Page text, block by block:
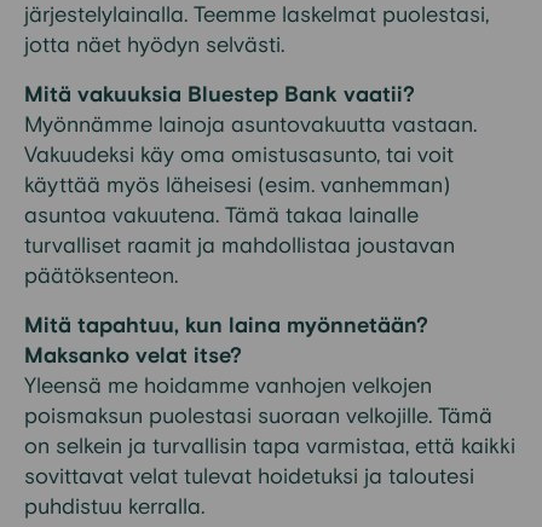
järjestelylainalla. Teemme laskelmat puolestasi,
jotta näet hyödyn selvästi.
Mitä vakuuksia Bluestep Bank vaatii?
Myönnämme lainoja asuntovakuutta vastaan.
Vakuudeksi käy oma omistusasunto, tai voit
käyttää myös läheisesi (esim. vanhemman)
asuntoa vakuutena. Tämä takaa lainalle
turvalliset raamit ja mahdollistaa joustavan
päätöksenteon.
Mitä tapahtuu, kun laina myönnetään?
Maksanko velat itse?
Yleensä me hoidamme vanhojen velkojen
poismaksun puolestasi suoraan velkojille. Tämä
on selkein ja turvallisin tapa varmistaa, että kaikki
sovittavat velat tulevat hoidetuksi ja taloutesi
puhdistuu kerralla.